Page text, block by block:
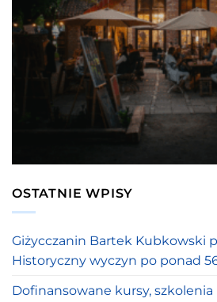
OSTATNIE WPISY
Giżycczanin Bartek Kubkowski
Historyczny wyczyn po ponad
Dofinansowane kursy, szkolenia